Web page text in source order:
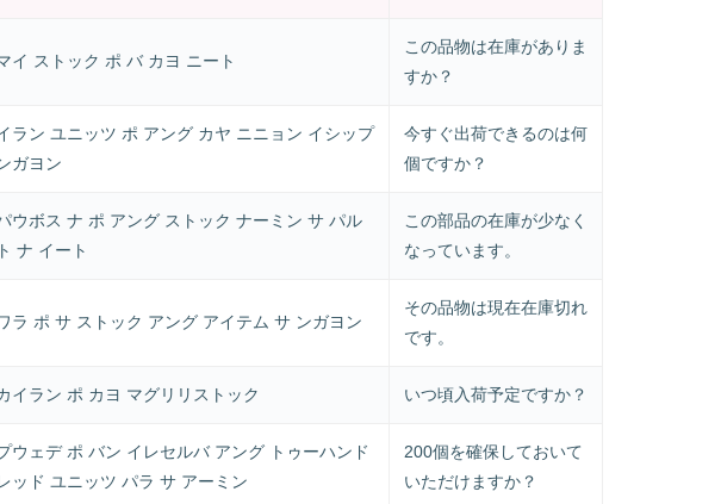
イ ストック ポ バ カヨ ニート
この品物は在庫がありま
すか？
ラン ユニッツ ポ アング カヤ ニニョン イシップ
ガヨン
今すぐ出荷できるのは何
個ですか？
ウボス ナ ポ アング ストック ナーミン サ パル
ト ナ イート
この部品の在庫が少なく
なっています。
ラ ポ サ ストック アング アイテム サ ンガヨン
その品物は現在在庫切れ
です。
イラン ポ カヨ マグリリストック いつ頃入荷予定ですか？
ウェデ ポ バン イレセルバ アング トゥーハンド
ッド ユニッツ パラ サ アーミン
200個を確保しておいて
いただけますか？